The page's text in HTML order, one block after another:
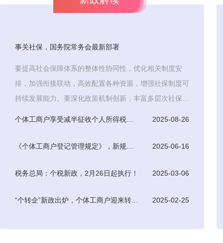
事关社保，国务院常务会最新部署
要提高社会保障体系的整体性协同性，优化相关制度安
排，加强衔接联动，高效配置各种资源，增强社保制度可
持续发展能力。要深化政策机制创新，丰富多层次社保体
2025-08-26
2025-06-16
税务总局：个税新政，2月26日起执行！ 2025-03-06
2025-02-25